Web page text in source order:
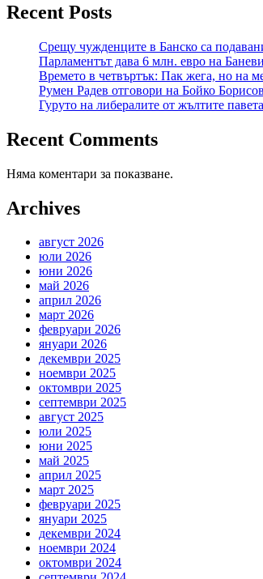
Recent Posts
Срещу чужденците в Банско са
Парламентът дава 6 млн. евро на Баневи
Времето в четвъртък: Пак жега, но на
Румен Радев отговори на Бойко
Гуруто на либералите от жълтите
Recent Comments
Няма коментари за показване.
Archives
август 2026
юли 2026
юни 2026
май 2026
април 2026
март 2026
февруари 2026
януари 2026
декември 2025
ноември 2025
октомври 2025
септември 2025
август 2025
юли 2025
юни 2025
май 2025
април 2025
март 2025
февруари 2025
януари 2025
декември 2024
ноември 2024
октомври 2024